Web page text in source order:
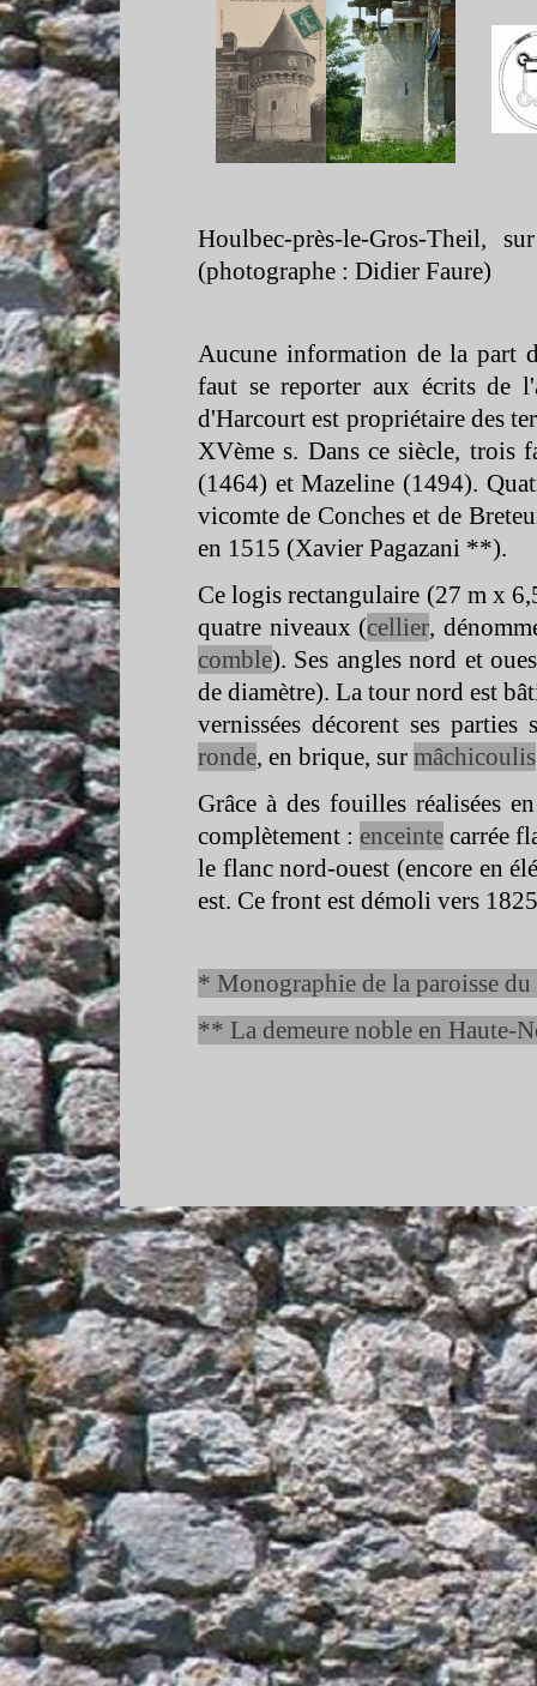
Houlbec-près-le-Gros-Theil,
(photographe : Didier Faure)
Aucune information de la part
faut se reporter aux écrits de
d'Harcourt est propriétaire des
XVème s. Dans ce siècle, trois
(1464) et Mazeline (1494).
vicomte de Conches et de
en 1515 (Xavier Pagazani **).
Ce logis rectangulaire (27 m x
quatre niveaux (cellier,
comble). Ses angles nord et
de diamètre). La tour nord est
vernissées décorent ses
ronde, en brique, sur mâchicoulis
Grâce à des fouilles réalisées
complètement : enceinte carrée
le flanc nord-ouest (encore en
est. Ce front est démoli vers
* Monographie de la paroisse
** La demeure noble en Haute-